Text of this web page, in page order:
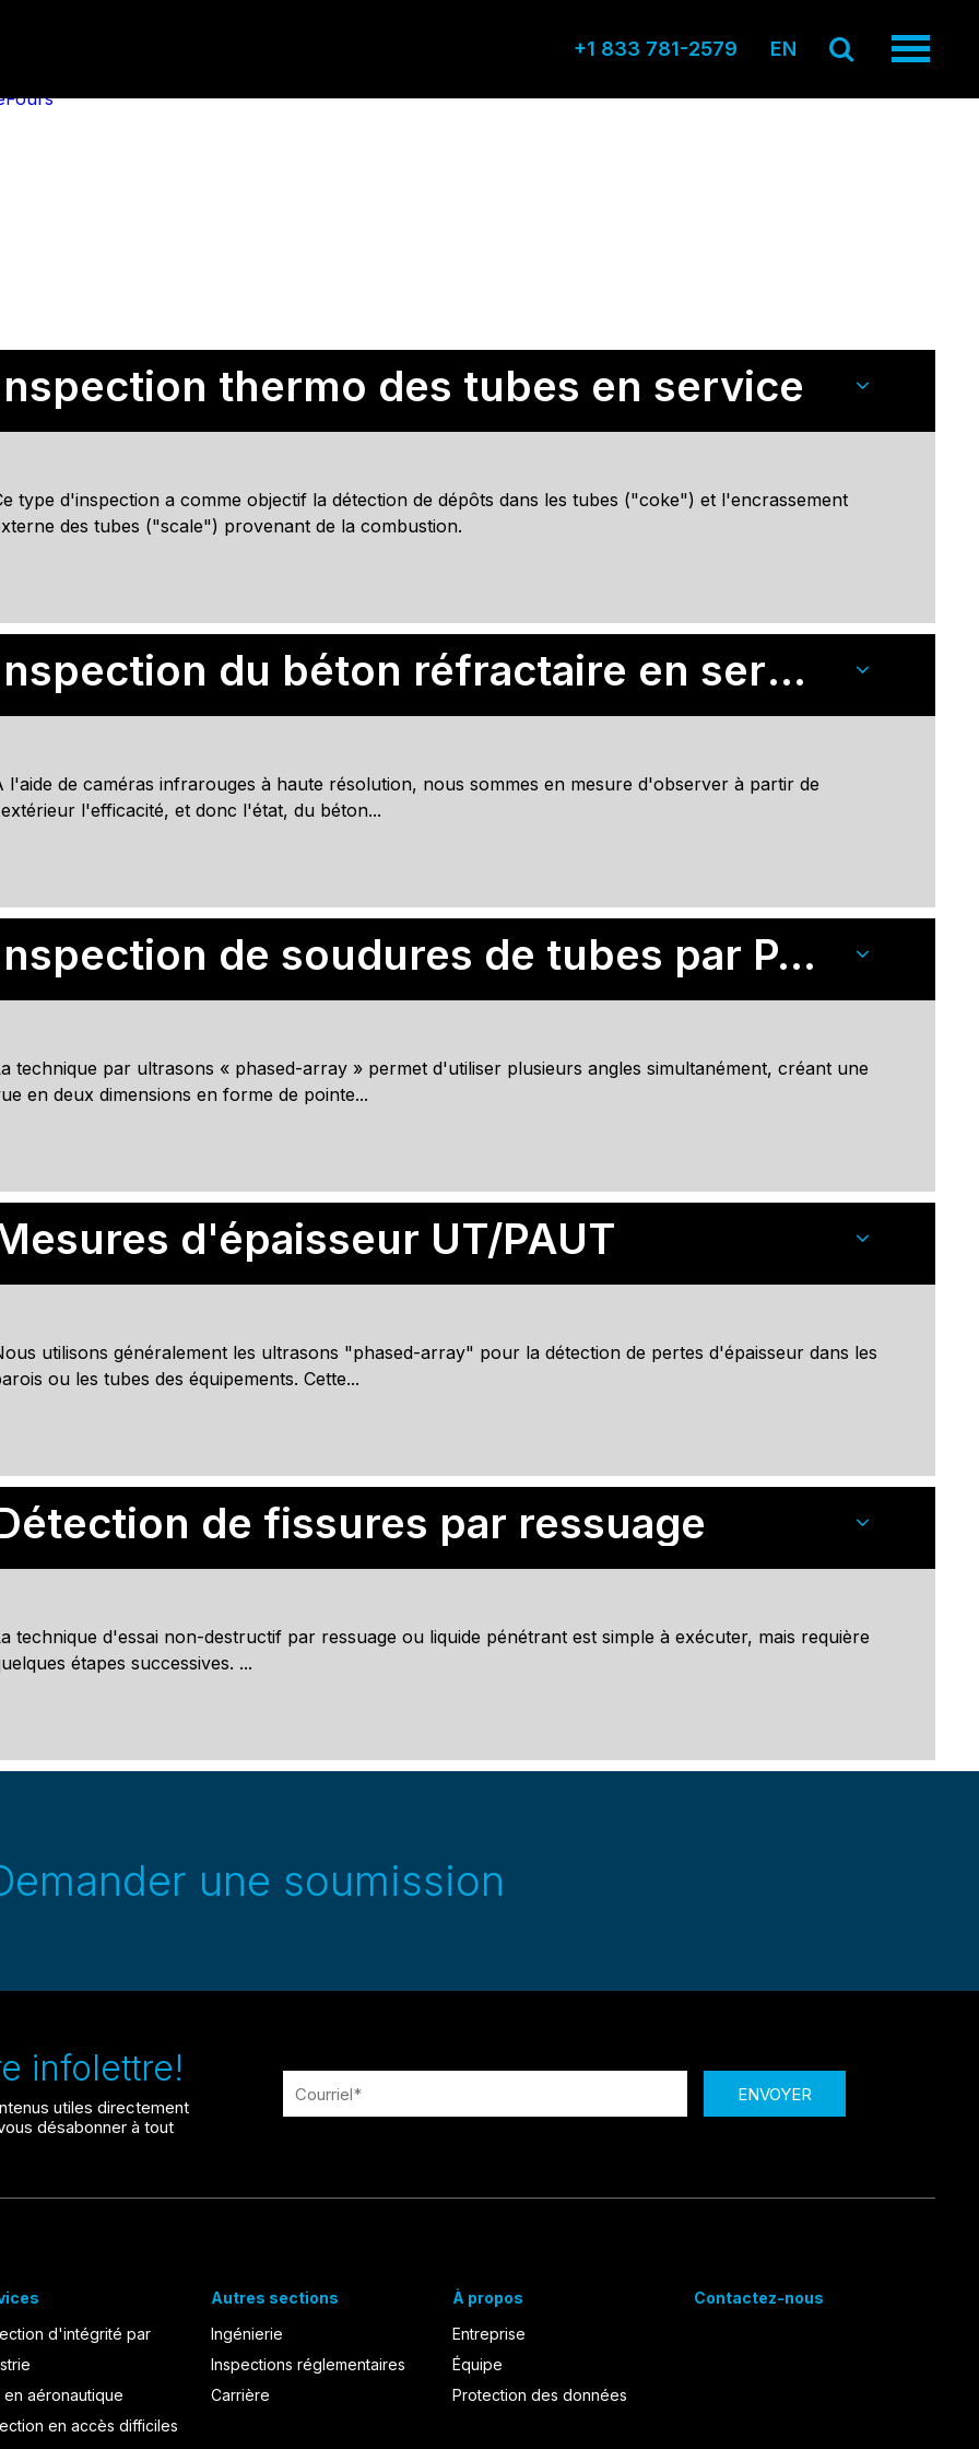
+1 833 781-2579 EN
Fours
thermo des tubes en service
type d'inspection a comme objectif la détection de dépôts dans les tubes ("coke") et l'encrassement
des tubes ("scale") provenant de la combustion.
Inspection du béton réfractaire en service
l'aide de caméras infrarouges à haute résolution, nous sommes en mesure d'observer à partir de
l'efficacité, et donc l'état, du béton...
Inspection de soudures de tubes par PAUT
technique par ultrasons « phased-array » permet d'utiliser plusieurs angles simultanément, créant une
en deux dimensions en forme de pointe...
d'épaisseur UT/PAUT
utilisons généralement les ultrasons "phased-array" pour la détection de pertes d'épaisseur dans les
ou les tubes des équipements. Cette...
de fissures par ressuage
technique d'essai non-destructif par ressuage ou liquide pénétrant est simple à exécuter, mais requière
étapes successives. ...
une soumission
infolettre!
utiles directement
désabonner à tout
ENVOYER
d'intégrité par
en aéronautique
en accès difficiles
Autres sections
Ingénierie
Inspections réglementaires
Carrière
À propos
Entreprise
Équipe
Protection des données
Contactez-nous